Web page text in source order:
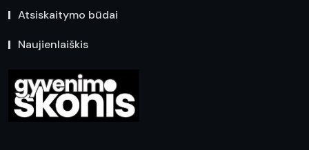
Atsiskaitymo būdai
Naujienlaiškis